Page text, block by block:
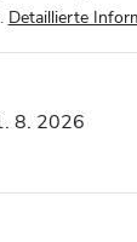
Detaillierte
8. 2026